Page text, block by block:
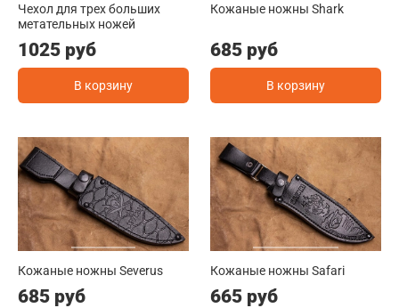
Чехол для трех больших
метательных ножей
1025 руб
В корзину
Кожаные ножны Shark
685 руб
В корзину
Кожаные ножны Severus
685 руб
Кожаные ножны Safari
665 руб